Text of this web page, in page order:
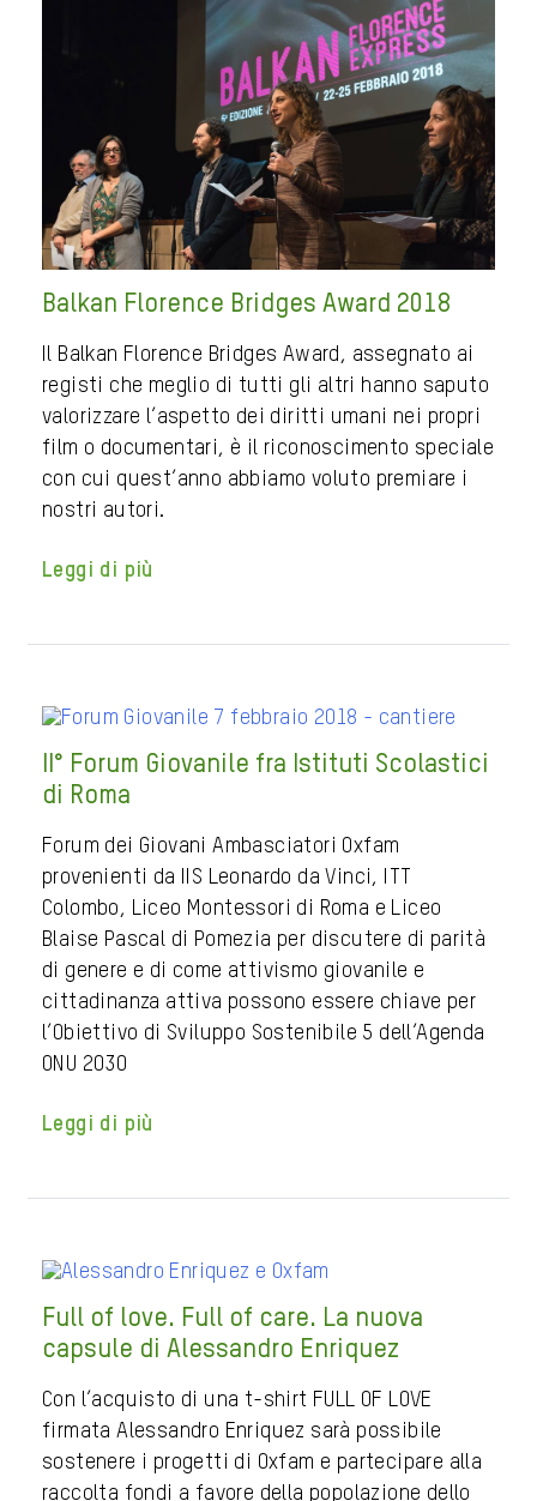
Balkan Florence Bridges Award 2018
Il Balkan Florence Bridges Award, assegnato ai
registi che meglio di tutti gli altri hanno saputo
valorizzare l’aspetto dei diritti umani nei propri
film o documentari, è il riconoscimento speciale
con cui quest’anno abbiamo voluto premiare i
nostri autori.
Leggi di più
II° Forum Giovanile fra Istituti Scolastici
di Roma
Forum dei Giovani Ambasciatori Oxfam
provenienti da IIS Leonardo da Vinci, ITT
Colombo, Liceo Montessori di Roma e Liceo
Blaise Pascal di Pomezia per discutere di parità
di genere e di come attivismo giovanile e
cittadinanza attiva possono essere chiave per
l’Obiettivo di Sviluppo Sostenibile 5 dell’Agenda
ONU 2030
Leggi di più
Full of love. Full of care. La nuova
capsule di Alessandro Enriquez
Con l’acquisto di una t-shirt FULL OF LOVE
firmata Alessandro Enriquez sarà possibile
sostenere i progetti di Oxfam e partecipare alla
raccolta fondi a favore della popolazione dello